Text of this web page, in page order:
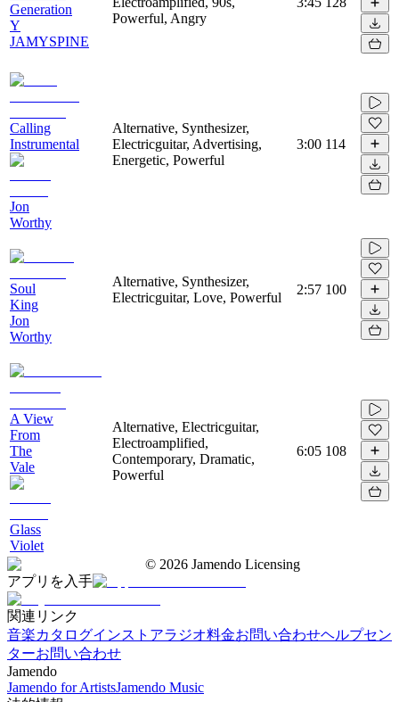
Generation
Y
JAMYSPINE
Powerful, Angry
Calling
Instrumental
Jon
Worthy
Alternative, Synthesizer,
Electricguitar, Advertising,
Energetic, Powerful
3:00 114
Soul
King
Jon
Worthy
Alternative, Synthesizer,
Electricguitar, Love, Powerful
2:57 100
A View
From
The
Vale
Glass
Violet
Alternative, Electricguitar,
Electroamplified,
Contemporary, Dramatic,
Powerful
6:05 108
© 2026 Jamendo Licensing
アプリを入手
関連リンク
音楽カタログインストアラジオ料金お問い合わせヘルプセン
ターお問い合わせ
Jamendo
Jamendo for ArtistsJamendo Music